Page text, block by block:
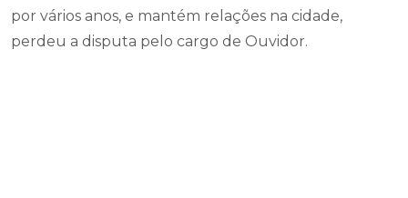
por vários anos, e mantém relações na cidade,
perdeu a disputa pelo cargo de Ouvidor.